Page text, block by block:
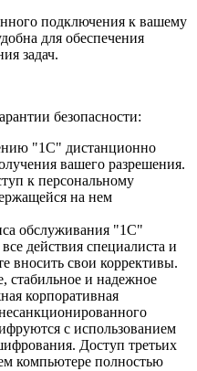
подключения к вашему
для обеспечения
задач.
безопасности:
"1С" дистанционно
вашего разрешения.
к персональному
на нем
обслуживания "1С"
действия специалиста и
вносить свои коррективы.
стабильное и надежное
корпоративная
с использованием
Доступ третьих
компьютере полностью